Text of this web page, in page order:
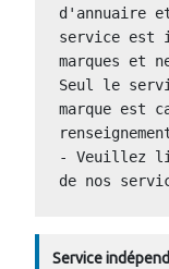
d'annuaire
service est
marques et
Seul le
marque est
- Veuillez
de nos
Service